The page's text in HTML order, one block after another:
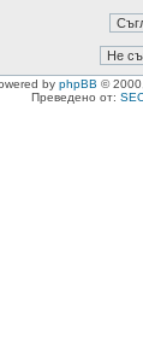
by phpBB ©
Преведено от: